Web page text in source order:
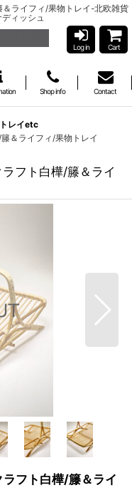
ライフィ/果物トレイ-北欧雑貨
ィッシュ
Log in Cart
Shop info Contact
レイetc
＆ライフィ/果物トレイ
フト白樺/籐＆ライ
フト白樺/籐＆ライ